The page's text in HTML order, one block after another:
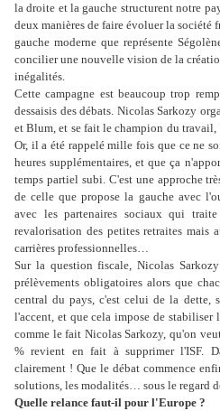
la droite et la gauche structurent notre
deux manières de faire évoluer la société
gauche moderne que représente
concilier une nouvelle vision de la
inégalités.
Cette campagne est beaucoup trop
dessaisis des débats. Nicolas Sarkozy
et Blum, et se fait le champion du travail,
Or, il a été rappelé mille fois que ce ne
heures supplémentaires, et que ça
temps partiel subi. C'est une approche
de celle que propose la gauche avec
avec les partenaires sociaux qui
revalorisation des petites retraites mais
carrières professionnelles…
Sur la question fiscale, Nicolas
prélèvements obligatoires alors que
central du pays, c'est celui de la dette,
l'accent, et que cela impose de stabiliser
comme le fait Nicolas Sarkozy, qu'on
% revient en fait à supprimer l'ISF.
clairement ! Que le débat commence
solutions, les modalités… sous le regard
Quelle relance faut-il pour l'Europe ?